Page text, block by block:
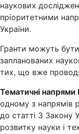
наукових
пріоритетними
України.
Гранти можуть
запланованих
тих, що вже
Тематичні напрями
одному з напрямів
до статті 3 Закону
розвитку науки і